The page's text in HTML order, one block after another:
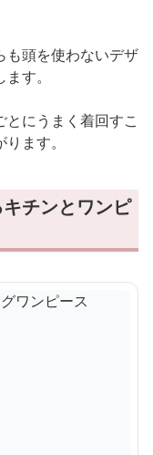
も頭を使わないデザ
す。
にうまく着回すこ
ます。
チンとワンピ